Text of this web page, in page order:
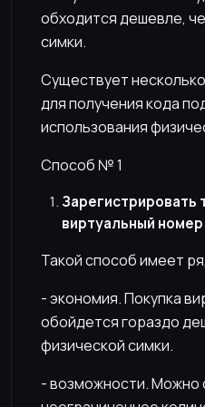
обходится дешевле,
симки.
Существует
для получения кода
использования
Способ № 1
Зарегистрировать
виртуальный номер
Такой способ имеет
- экономия. Покупка
обойдется гораздо
физической симки.
- возможности. Можно